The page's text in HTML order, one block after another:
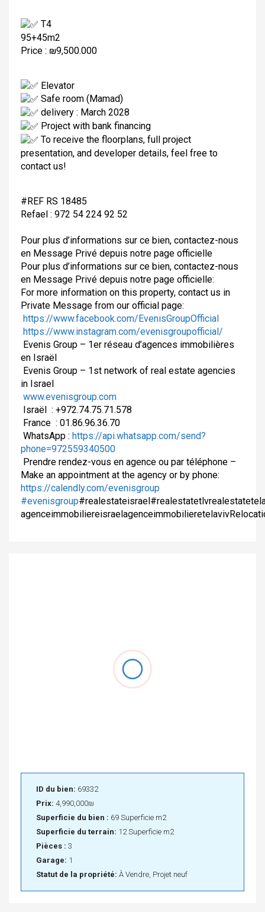
T4
95+45m2
Price : ₪9,500.000
Elevator
Safe room (Mamad)
delivery : March 2028
Project with bank financing
To receive the floorplans, full project
presentation, and developer details, feel free to
contact us!
#REF RS 18485
Refael : 972 54 224 92 52
Pour plus d’informations sur ce bien, contactez-nous
en Message Privé depuis notre page officielle
Pour plus d’informations sur ce bien, contactez-nous
en Message Privé depuis notre page officielle:
For more information on this property, contact us in
Private Message from our official page:
https://www.facebook.com/EvenisGroupOfficial
https://www.instagram.com/evenisgroupofficial/
Evenis Group – 1er réseau d’agences immobilières
en Israël
Evenis Group – 1st network of real estate agencies
in Israel
www.evenisgroup.com
Israël : +972.74.75.71.578
France : 01.86.96.36.70
WhatsApp : https://api.whatsapp.com/send?
phone=972559340500
Prendre rendez-vous en agence ou par téléphone –
Make an appointment at the agency or by phone:
https://calendly.com/evenisgroup
#evenisgroup
ID du bien: 69332
Prix: 4,990,000₪
Superficie du bien : 69 Superficie m2
Superficie du terrain: 12 Superficie m2
Pièces : 3
Garage: 1
Statut de la propriété: À Vendre, Projet neuf